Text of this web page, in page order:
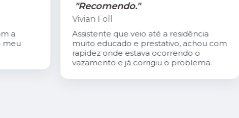
"Recomendo."
Vivian Foll
Assistente que veio até a residência
muito educado e prestativo, achou com
rapidez onde estava ocorrendo o
vazamento e já corrigiu o problema.